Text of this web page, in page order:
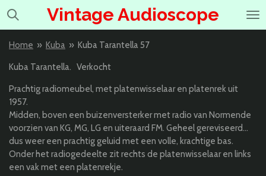
Ga
de
hoofdinhoud
Vintage Audioscope
Home » Kuba » Kuba Tarantella 57
Kuba Tarantella. Verkocht
Prachtig radiomeubel, met platenwisselaar en platenrek uit
1957.
Midden, boven een buizenversterker met radio van Normende
voorzien van KG, MG, LG en uiteraard FM. Geheel gereviseerd…
dus weer een prachtig geluid met een volle, krachtige bas.
Onder het radiogedeelte zit rechts de platenwisselaar en links
een vak met een platenrekje.